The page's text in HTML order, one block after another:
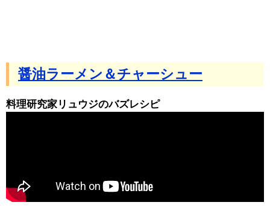
醤油ラーメン＆チャーシュー
料理研究家リュウジのバズレシピ